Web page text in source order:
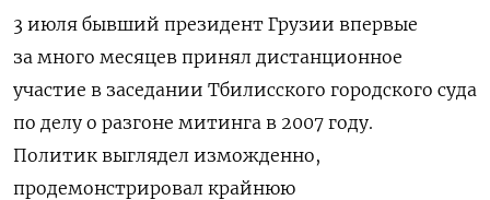
3 июля бывший президент Грузии впервые
за много месяцев принял дистанционное
участие в заседании Тбилисского городского суда
по делу о разгоне митинга в 2007 году.
Политик выглядел изможденно,
продемонстрировал крайнюю